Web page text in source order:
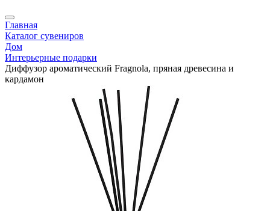
Главная
Каталог сувениров
Дом
Интерьерные подарки
Диффузор ароматический Fragnola, пряная древесина и
кардамон